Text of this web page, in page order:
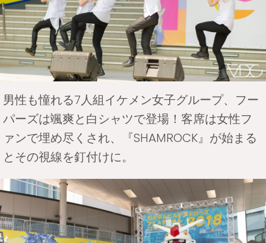
男性も憧れる7人組イケメン女子グループ、フー
パーズは颯爽と白シャツで登場！客席は女性フ
ァンで埋め尽くされ、『SHAMROCK』が始まる
とその視線を釘付けに。